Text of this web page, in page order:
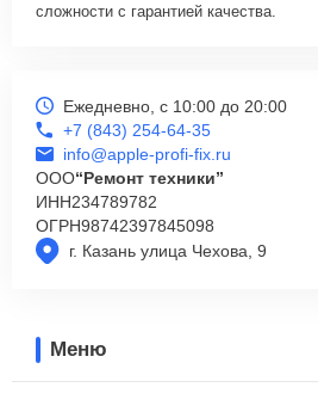
сложности с гарантией качества.
г. Казань улица Чехова, 9
Ежедневно, с 10:00 до 20:00
+7 (843) 254-64-35
info@apple-profi-fix.ru
ООО“Ремонт техники”
ИНН234789782
ОГРН98742397845098
Меню